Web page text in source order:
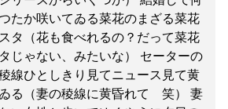
たか咲いてゐる菜花のまざる菜花
タ（花も食べれるの？だって菜花
じゃない、みたいな） セーターの
線ひとしきり見てニュース見て黄
る（妻の稜線に黄昏れて 笑） 妻